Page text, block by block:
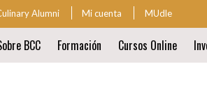
Alumni Mi cuenta MUdle
BCC Formación Cursos Online